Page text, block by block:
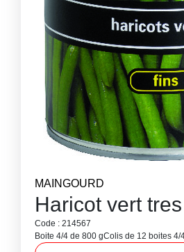
MAINGOURD
Haricot vert
Code : 214567
Boite 4/4 de 800 gColis de 12 boites 4/